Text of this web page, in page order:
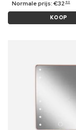
Normale prijs:€32 49
KOOP